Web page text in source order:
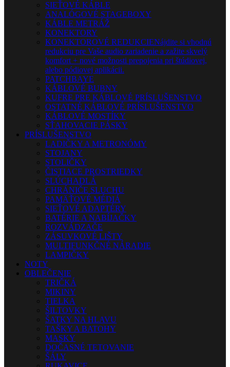
SIEŤOVÉ KÁBLE
ANALÓGOVÉ STAGEBOXY
KÁBLE METRÁŽ
KONEKTORY
KONEKTOROVÉ REDUKCIENájdite si vhodnú
redukciu pre Vaše audio zariadenie a zažite skvelý
komfort + nové možnosti prepojenia pri štúdiovej,
alebo pódiovej aplikácii.
PATCHBAYE
KÁBLOVÉ BUBNY
KUFRE PRE KÁBLOVÉ PRÍSLUŠENSTVO
OSTATNÉ KÁBLOVÉ PRÍSLUŠENSTVO
KÁBLOVÉ MOSTÍKY
SŤAHOVACIE PÁSKY
PRÍSLUŠENSTVO
LADIČKY A METRONÓMY
STOJANY
STOLIČKY
ČISTIACE PROSTRIEDKY
SLÚCHADLÁ
CHRÁNIČE SLUCHU
PAMÄŤOVÉ MÉDIÁ
SIEŤOVÉ ADAPTÉRY
BATÉRIE A NABÍJAČKY
ROZVÁDZAČE
ZÁSUVKOVÉ LIŠTY
MULTIFUNKČNÉ NÁRADIE
LAMPIČKY
NOTY
OBLEČENIE
TRIČKÁ
MIKINY
TIELKA
ŠILTOVKY
ŠATKY NA HLAVU
TAŠKY A BATOHY
MASKY
DOČASNÉ TETOVANIE
ŠÁLY